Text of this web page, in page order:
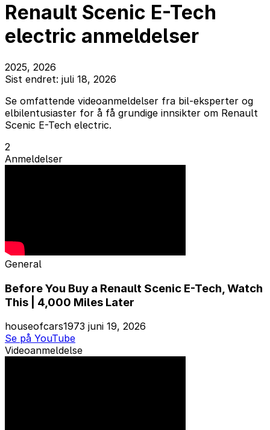
Renault Scenic E-Tech
electric anmeldelser
2025, 2026
Sist endret: juli 18, 2026
Se omfattende videoanmeldelser fra bil-eksperter og
elbilentusiaster for å få grundige innsikter om Renault
Scenic E-Tech electric.
2
Anmeldelser
General
Before You Buy a Renault Scenic E-Tech, Watch
This | 4,000 Miles Later
houseofcars1973 juni 19, 2026
Se på YouTube
Videoanmeldelse